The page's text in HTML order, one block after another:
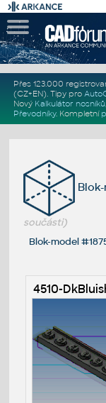
Přes 123.000
(CZ+EN). Tipy pro
Nový Kalkulátor nosníků,
Převodníky. Kompletní
součásti)
Blok-model
4510-